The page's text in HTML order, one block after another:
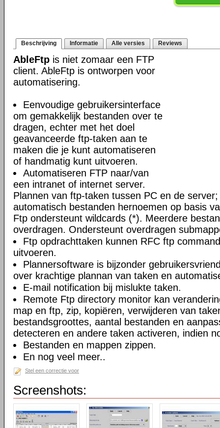
Beschrijving Informatie Alle versies Reviews
AbleFtp is niet zomaar een FTP
client. AbleFtp is ontworpen voor
automatisering.
Eenvoudige gebruikersinterface
om gemakkelijk bestanden over te
dragen, echter met het doel
geavanceerde ftp-taken aan te
maken die je kunt automatiseren
of handmatig kunt uitvoeren.
Automatiseren FTP naar/van
een intranet of internet server.
Plannen van ftp-taken tussen PC en de
automatisch bestanden hernoemen op basis
Ftp ondersteunt wildcards (*). Meerdere
overdragen. Ondersteunt overdragen
Ftp opdrachttaken kunnen RFC ftp
uitvoeren.
Plannersoftware is bijzonder
over krachtige plannan van taken en
E-mail notification bij mislukte taken.
Remote Ftp directory monitor kan
map en ftp, zip, kopiëren, verwijderen van
bestandsgroottes, aantal bestanden en
detecteren en andere taken activeren, indien
Bestanden en mappen zippen.
En nog veel meer..
Stel een correctie voor
Screenshots: